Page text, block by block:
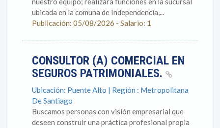
ubicada en la comuna de Independencia,...
Publicación: 05/08/2026 - Salario: 1
CONSULTOR (A) COMERCIAL EN
SEGUROS PATRIMONIALES.
Ubicación: Puente Alto | Región : Metropolitana
De Santiago
Buscamos personas con visión empresarial que
deseen construir una práctica profesional propia